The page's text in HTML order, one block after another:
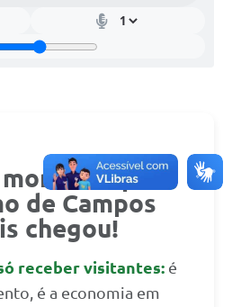
para
de Campos
chegou!
receber visitantes: é
é a economia em